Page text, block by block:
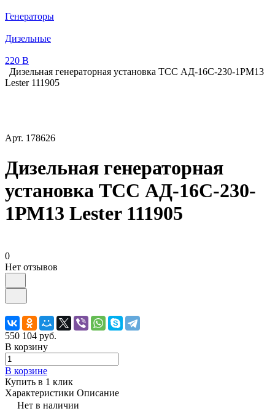
Генераторы
Дизельные
220 В
Дизельная генераторная установка ТСС АД-16С-230-1РМ13
Lester 111905
Арт. 178626
Дизельная генераторная
установка ТСС АД-16С-230-
1РМ13 Lester 111905
0
Нет отзывов
550 104 руб.
В корзину
В корзине
Купить в 1 клик
Характеристики Описание
Нет в наличии